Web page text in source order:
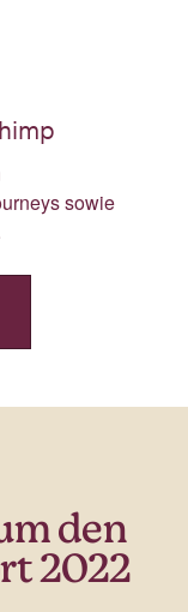
sowie
den
2022